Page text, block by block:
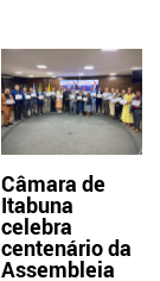
Câmara de
Itabuna
celebra
centenário da
Assembleia